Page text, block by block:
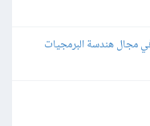
مجال هندسة البرمجيات